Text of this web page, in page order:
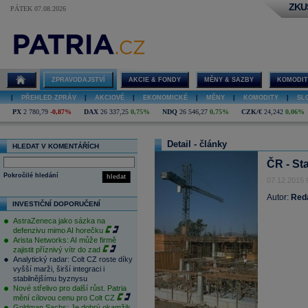
PÁTEK 07.08.2026
ZPRAVODAJSTVÍ AKCIE & FONDY MĚNY & SAZBY
PŘEHLED ZPRÁV AKCIOVÉ EKONOMICKÉ MĚNY KOMODITY
PX 2 780,79 -0,87% DAX 26 337,25 0,75% NDQ 26 546,27 0,75% CZK/€ 24,242 0,06%
HLEDAT V KOMENTÁŘÍCH
hledat
Pokročilé hledání
INVESTIČNÍ DOPORUČENÍ
AstraZeneca jako sázka na
defenzivu mimo AI horečku
Arista Networks: AI může firmě
zajistit příznivý vítr do zad
Analytický radar: Colt CZ roste díky
vyšší marži, širší integraci i
stabilnějšímu byznysu
Nové střelivo pro další růst. Patria
mění cílovou cenu pro Colt CZ
Detail - články
ČR -
07.12.2015
Autor: